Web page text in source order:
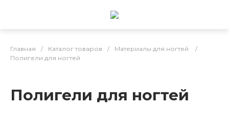
Главная / Каталог товаров / Материалы для ногтей
/
Полигели для ногтей
Полигели для ногтей